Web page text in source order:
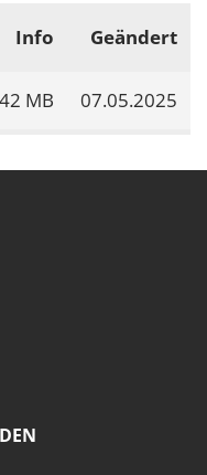
Info Geändert
42 MB 07.05.2025